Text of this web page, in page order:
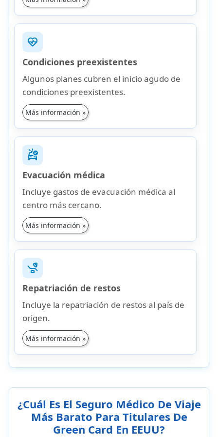
ecg_heart
Condiciones preexistentes
Algunos planes cubren el inicio agudo de
condiciones preexistentes.
Más información »
ambulance
Evacuación médica
Incluye gastos de evacuación médica al
centro más cercano.
Más información »
procedure
Repatriación de restos
Incluye la repatriación de restos al país de
origen.
Más información »
¿Cuál Es El Seguro Médico De Viaje
Más Barato Para Titulares De
Green Card En EEUU?